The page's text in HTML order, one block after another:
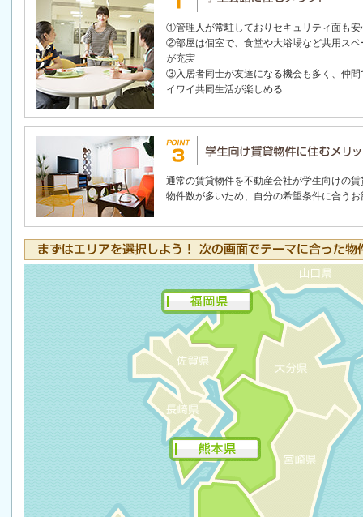
①管理人が常駐しておりセキュリティ面も安
②部屋は個室で、食堂や大浴場など共用スペ
が充実
③入居者同士が友達になる機会も多く、仲間
イワイ共同生活が楽しめる
通常の賃貸物件を不動産会社が学生向けの
物件数が多いため、自分の希望条件に合う